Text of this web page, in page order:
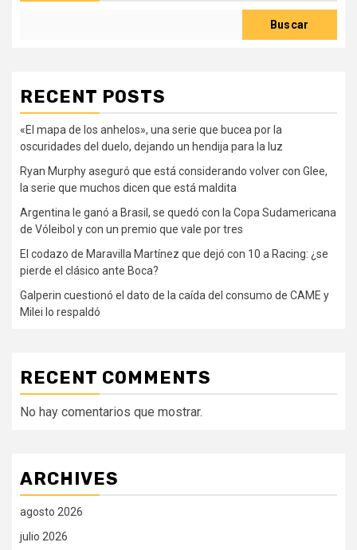
Buscar
RECENT POSTS
«El mapa de los anhelos», una serie que bucea por la
oscuridades del duelo, dejando un hendija para la luz
Ryan Murphy aseguró que está considerando volver con Glee,
la serie que muchos dicen que está maldita
Argentina le ganó a Brasil, se quedó con la Copa Sudamericana
de Vóleibol y con un premio que vale por tres
El codazo de Maravilla Martínez que dejó con 10 a Racing: ¿se
pierde el clásico ante Boca?
Galperin cuestionó el dato de la caída del consumo de CAME y
Milei lo respaldó
RECENT COMMENTS
No hay comentarios que mostrar.
ARCHIVES
agosto 2026
julio 2026